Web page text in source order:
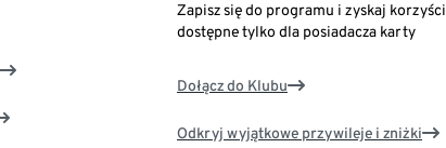
Zapisz się do programu i zyskaj korzyści
dostępne tylko dla posiadacza karty
Dołącz do Klubu
Odkryj wyjątkowe przywileje i zniżki